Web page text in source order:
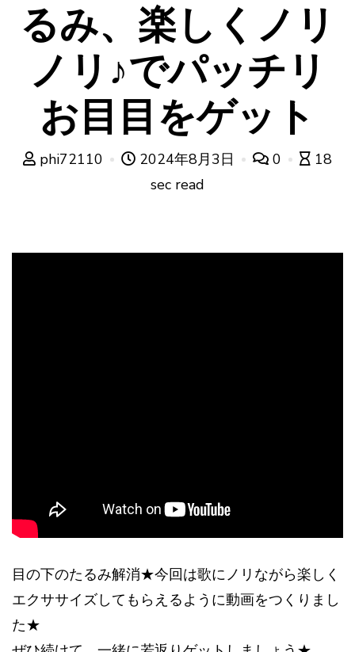
るみ、楽しくノリ
ノリ♪でパッチリ
お目目をゲット
phi72110 2024年8月3日 0
18
sec read
目の下のたるみ解消★今回は歌にノリながら楽しく
エクササイズしてもらえるように動画をつくりまし
た★